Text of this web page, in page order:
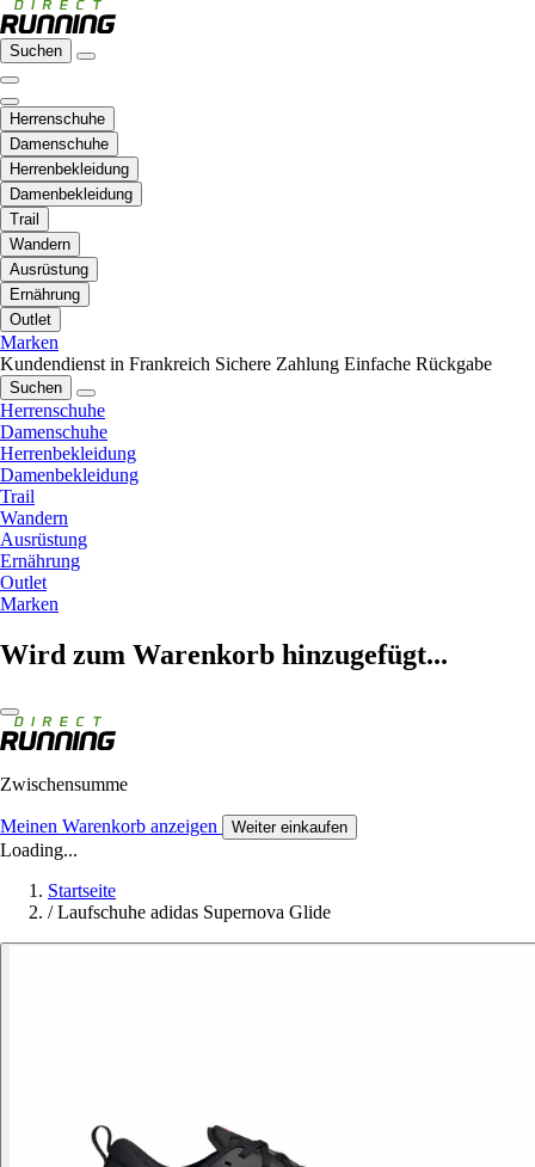
Suchen
Herrenschuhe
Damenschuhe
Herrenbekleidung
Damenbekleidung
Trail
Wandern
Ausrüstung
Ernährung
Outlet
Marken
Kundendienst in Frankreich Sichere Zahlung Einfache Rückgabe
Suchen
Herrenschuhe
Damenschuhe
Herrenbekleidung
Damenbekleidung
Trail
Wandern
Ausrüstung
Ernährung
Outlet
Marken
Wird zum Warenkorb hinzugefügt...
Zwischensumme
Meinen Warenkorb anzeigen Weiter einkaufen
Loading...
Startseite
/ Laufschuhe adidas Supernova Glide